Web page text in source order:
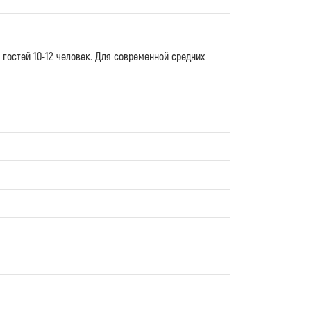
10-12 человек. Для современной средних